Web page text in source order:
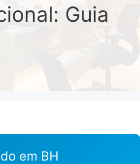
Guia
em BH